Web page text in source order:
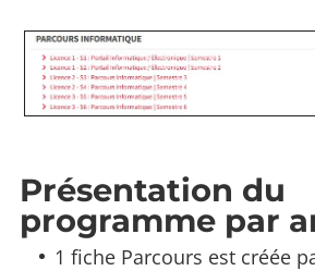
Présentation du
programme par
1 fiche Parcours est créée